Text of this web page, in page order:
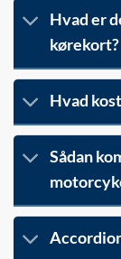
Hvad er
kørekort?
Hvad
Sådan